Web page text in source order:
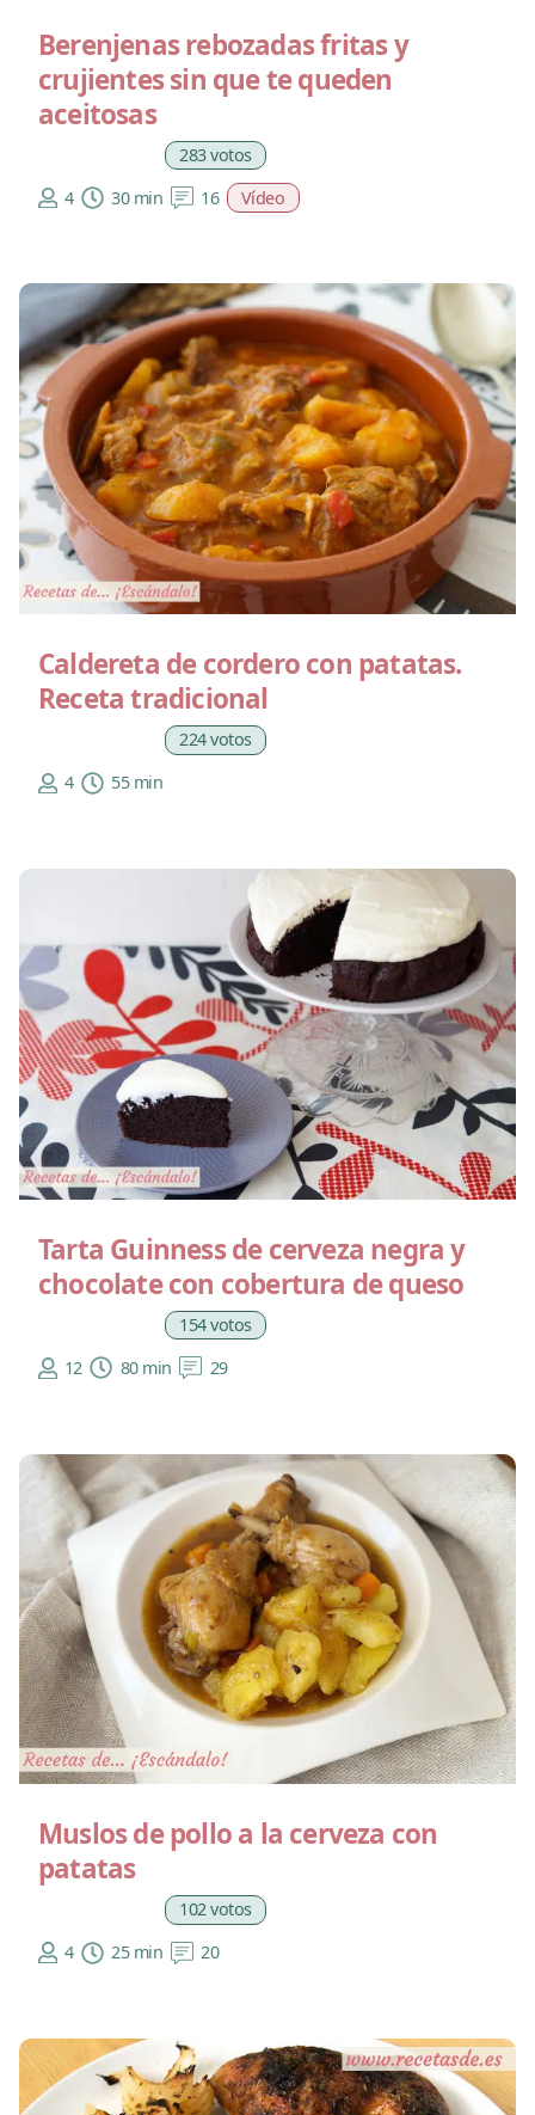
Berenjenas rebozadas fritas y
crujientes sin que te queden
aceitosas
283 votos
4
30 min 16 Vídeo
Caldereta de cordero con patatas.
Receta tradicional
224 votos
4
55 min
Tarta Guinness de cerveza negra y
chocolate con cobertura de queso
154 votos
12
80 min 29
Muslos de pollo a la cerveza con
patatas
102 votos
4
25 min 20